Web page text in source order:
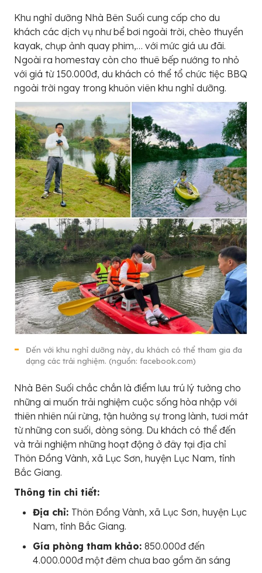
Khu nghỉ dưỡng Nhà Bên Suối cung cấp cho du
khách các dịch vụ như bể bơi ngoài trời, chèo thuyền
kayak, chụp ảnh quay phim,… với mức giá ưu đãi.
Ngoài ra homestay còn cho thuê bếp nướng to nhỏ
với giá từ 150.000đ, du khách có thể tổ chức tiệc BBQ
ngoài trời ngay trong khuôn viên khu nghỉ dưỡng.
Đến với khu nghỉ dưỡng này, du khách có thể tham gia đa
dạng các trải nghiệm. (nguồn: facebook.com)
Nhà Bên Suối chắc chắn là điểm lưu trú lý tưởng cho
những ai muốn trải nghiệm cuộc sống hòa nhập với
thiên nhiên núi rừng, tận hưởng sự trong lành, tươi mát
từ những con suối, dòng sông. Du khách có thể đến
và trải nghiệm những hoạt động ở đây tại địa chỉ
Thôn Đồng Vành, xã Lục Sơn, huyện Lục Nam, tỉnh
Bắc Giang.
Thông tin chi tiết:
Địa chỉ: Thôn Đồng Vành, xã Lục Sơn, huyện Lục
Nam, tỉnh Bắc Giang.
Gía phòng tham khảo: 850.000đ đến
4.000.000đ một đêm chưa bao gồm ăn sáng